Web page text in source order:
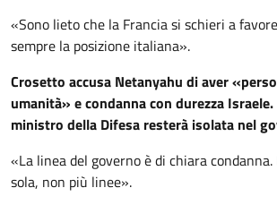
«Sono lieto che la Francia si schieri a
sempre la posizione italiana».
Crosetto accusa Netanyahu di aver
umanità» e condanna con durezza
ministro della Difesa resterà isolata nel
«La linea del governo è di chiara condanna.
sola, non più linee».